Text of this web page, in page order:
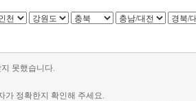
못했습니다.
가 정확한지 확인해 주세요.